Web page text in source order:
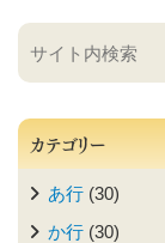
カテゴリー
あ行 (30)
か行 (30)